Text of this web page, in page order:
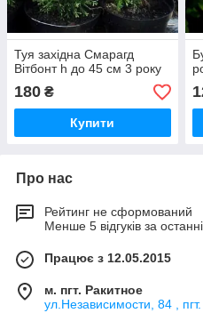
Туя західна Смарагд
Вітбонт h до 45 см 3 року
180 ₴
Купити
Про нас
Рейтинг не сформований
Менше 5 відгуків за
Працює з 12.05.2015
м. пгт. Ракитное
ул.Независимости, 84 ,